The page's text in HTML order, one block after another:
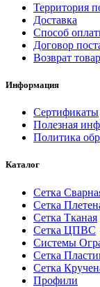
Территория
Доставка
Способ
Договор
Возврат
Информация
Сертификаты
Полезная
Политика
Каталог
Сетка
Сетка
Сетка Тканая
Сетка ЦПВС
Системы
Сетка
Сетка
Профили